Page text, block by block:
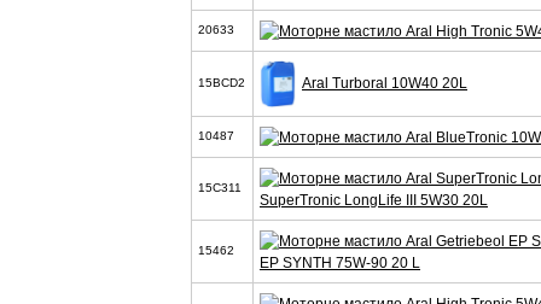
20633
15BCD2 Aral Turboral 10W40 20L
10487
15C311
SuperTronic LongLife III 5W30 20L
15462
EP SYNTH 75W-90 20 L